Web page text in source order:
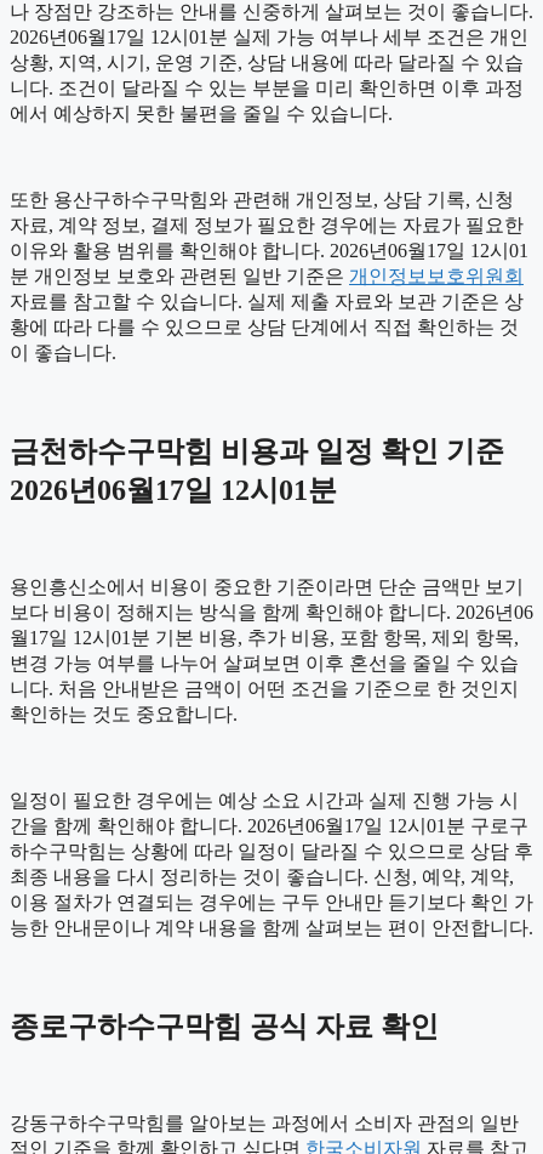
나 장점만 강조하는 안내를 신중하게 살펴보는 것이 좋습니다.
2026년06월17일 12시01분 실제 가능 여부나 세부 조건은 개인
상황, 지역, 시기, 운영 기준, 상담 내용에 따라 달라질 수 있습
니다. 조건이 달라질 수 있는 부분을 미리 확인하면 이후 과정
에서 예상하지 못한 불편을 줄일 수 있습니다.
또한 용산구하수구막힘와 관련해 개인정보, 상담 기록, 신청
자료, 계약 정보, 결제 정보가 필요한 경우에는 자료가 필요한
이유와 활용 범위를 확인해야 합니다. 2026년06월17일 12시01
분 개인정보 보호와 관련된 일반 기준은 개인정보보호위원회
자료를 참고할 수 있습니다. 실제 제출 자료와 보관 기준은 상
황에 따라 다를 수 있으므로 상담 단계에서 직접 확인하는 것
이 좋습니다.
금천하수구막힘 비용과 일정 확인 기준
2026년06월17일 12시01분
용인흥신소에서 비용이 중요한 기준이라면 단순 금액만 보기
보다 비용이 정해지는 방식을 함께 확인해야 합니다. 2026년06
월17일 12시01분 기본 비용, 추가 비용, 포함 항목, 제외 항목,
변경 가능 여부를 나누어 살펴보면 이후 혼선을 줄일 수 있습
니다. 처음 안내받은 금액이 어떤 조건을 기준으로 한 것인지
확인하는 것도 중요합니다.
일정이 필요한 경우에는 예상 소요 시간과 실제 진행 가능 시
간을 함께 확인해야 합니다. 2026년06월17일 12시01분 구로구
하수구막힘는 상황에 따라 일정이 달라질 수 있으므로 상담 후
최종 내용을 다시 정리하는 것이 좋습니다. 신청, 예약, 계약,
이용 절차가 연결되는 경우에는 구두 안내만 듣기보다 확인 가
능한 안내문이나 계약 내용을 함께 살펴보는 편이 안전합니다.
종로구하수구막힘 공식 자료 확인
강동구하수구막힘를 알아보는 과정에서 소비자 관점의 일반
적인 기준을 함께 확인하고 싶다면 한국소비자원 자료를 참고